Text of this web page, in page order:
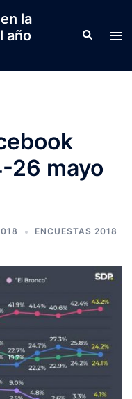
la
año
Search
26 mayo
ENCUESTAS 2018